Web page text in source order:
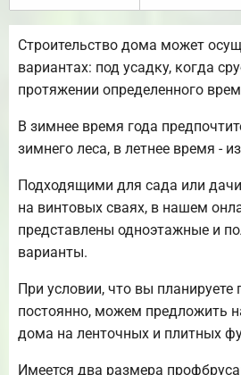
Строительство дома может
вариантах: под усадку, когда
протяжении определенного
В зимнее время года
зимнего леса, в летнее время -
Подходящими для сада или
на винтовых сваях, в нашем
представлены одноэтажные и
варианты.
При условии, что вы планируете
постоянно, можем предложить
дома на ленточных и плитных
Имеется два размера